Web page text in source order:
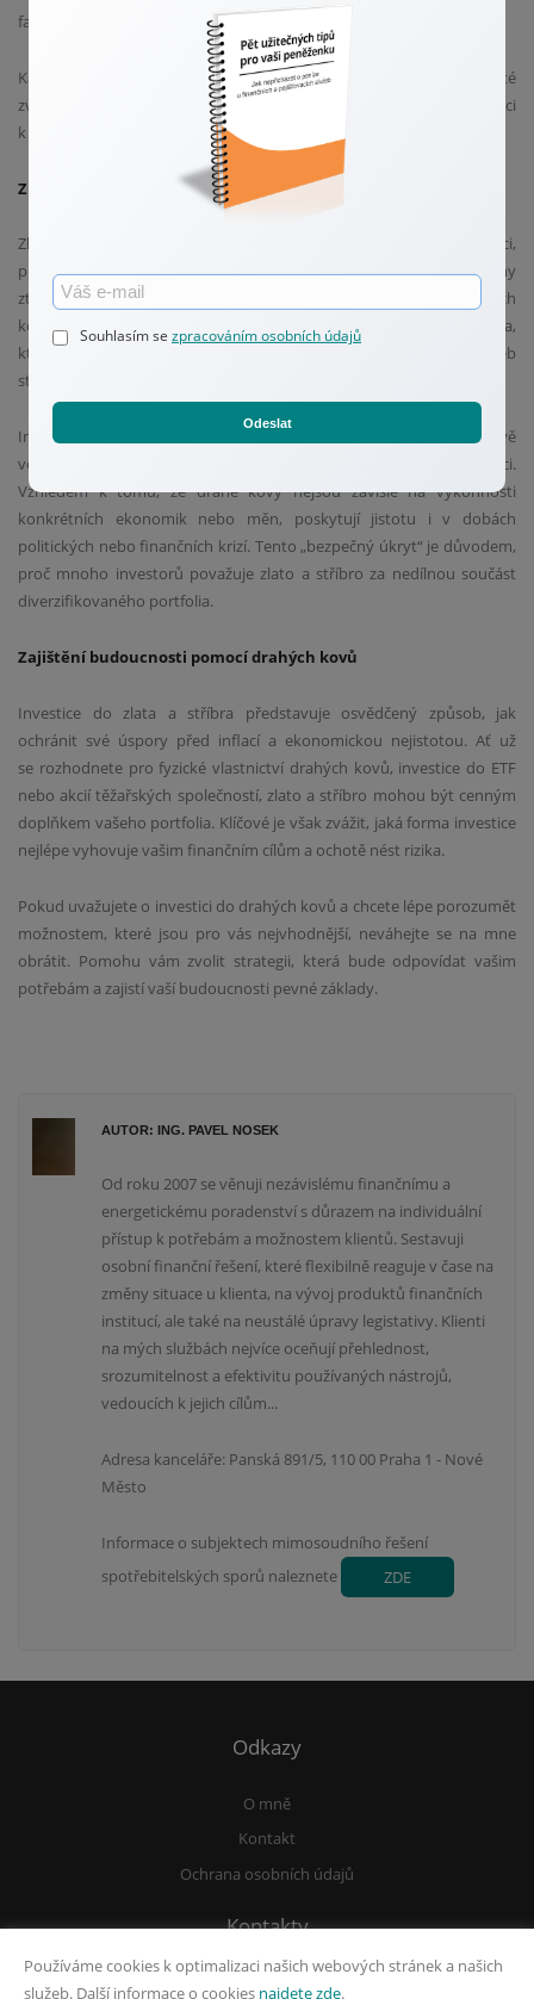
faktory.
Každá z těchto možností má své výhody i nevýhody, proto je důležité
zvolit takovou cestu, která nejlépe odpovídá vašim cílům a toleranci
k riziku.
Zlato a stříbro jako ochrana proti inflaci: Jak to funguje v praxi
Zlato a stříbro jsou často považovány za účinnou ochranu proti inflaci,
protože si historicky udržují svou hodnotu i v dobách, kdy měny
ztrácejí kupní sílu. Když inflace roste, ceny komodit, včetně drahých
kovů, mají tendenci růst také. Zlato a stříbro tedy slouží jako jistota,
která pomáhá uchovat bohatství v době, kdy ceny zboží a služeb
stoupají.
Investoři často přidávají zlato a stříbro do svých portfolií právě
ve chvíli, kdy očekávají ekonomické problémy nebo zvyšující se inflaci.
Vzhledem k tomu, že drahé kovy nejsou závislé na výkonnosti
konkrétních ekonomik nebo měn, poskytují jistotu i v dobách
politických nebo finančních krizí. Tento „bezpečný úkryt“ je důvodem,
proč mnoho investorů považuje zlato a stříbro za nedílnou součást
diverzifikovaného portfolia.
Zajištění budoucnosti pomocí drahých kovů
Investice do zlata a stříbra představuje osvědčený způsob, jak
ochránit své úspory před inflací a ekonomickou nejistotou. Ať už
se rozhodnete pro fyzické vlastnictví drahých kovů, investice do ETF
nebo akcií těžařských společností, zlato a stříbro mohou být cenným
doplňkem vašeho portfolia. Klíčové je však zvážit, jaká forma investice
nejlépe vyhovuje vašim finančním cílům a ochotě nést rizika.
Pokud uvažujete o investici do drahých kovů a chcete lépe porozumět
možnostem, které jsou pro vás nejvhodnější, neváhejte se na mne
obrátit. Pomohu vám zvolit strategii, která bude odpovídat vašim
potřebám a zajistí vaší budoucnosti pevné základy.
AUTOR: ING. PAVEL NOSEK
Od roku 2007 se věnuji nezávislému finančnímu a
energetickému poradenství s důrazem na individuální
přístup k potřebám a možnostem klientů. Sestavuji
osobní finanční řešení, které flexibilně reaguje v čase na
změny situace u klienta, na vývoj produktů finančních
institucí, ale také na neustálé úpravy legistativy. Klienti
na mých službách nejvíce oceňují přehlednost,
srozumitelnost a efektivitu používaných nástrojů,
vedoucích k jejich cílům...
Adresa kanceláře: Panská 891/5, 110 00 Praha 1 - Nové
Město
Informace o subjektech mimosoudního řešení
spotřebitelských sporů naleznete
ZDE
Odkazy
O mně
Kontakt
Ochrana osobních údajů
Kontakty
info@pavel-nosek.cz |
Používáme cookies k optimalizaci našich webových stránek a našich
služeb. Další informace o cookies najdete zde.
Souhlasím se zpracováním osobních údajů
Odeslat